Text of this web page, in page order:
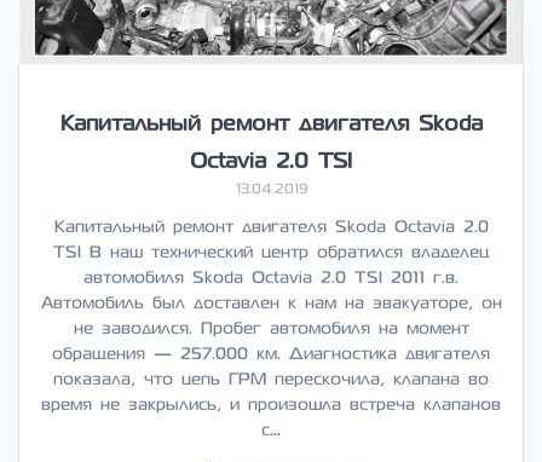
Капитальный ремонт двигателя Skoda
Octavia 2.0 TSI
13.04.2019
Капитальный ремонт двигателя Skoda Octavia 2.0
TSI В наш технический центр обратился владелец
автомобиля Skoda Octavia 2.0 TSI 2011 г.в.
Автомобиль был доставлен к нам на эвакуаторе, он
не заводился. Пробег автомобиля на момент
обращения — 257.000 км. Диагностика двигателя
показала, что цепь ГРМ перескочила, клапана во
время не закрылись, и произошла встреча клапанов
с…